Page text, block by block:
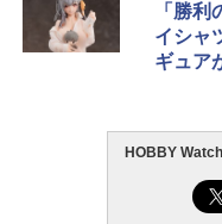
「勝
イシャ
ギュア
HOBBY